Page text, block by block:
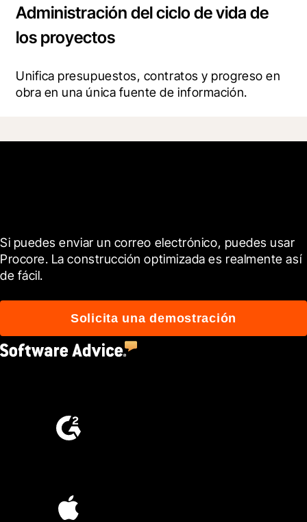
Administración del ciclo de vida de
los proyectos
Unifica presupuestos, contratos y progreso en
obra en una única fuente de información.
Si puedes enviar un correo electrónico, puedes usar
Procore. La construcción optimizada es realmente así
de fácil.
Solicita una demostración